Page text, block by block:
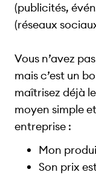
(publicités,
(réseaux
Vous n’avez
mais c’est un
maîtrisez déjà
moyen simple
entreprise :
Mon
Son prix